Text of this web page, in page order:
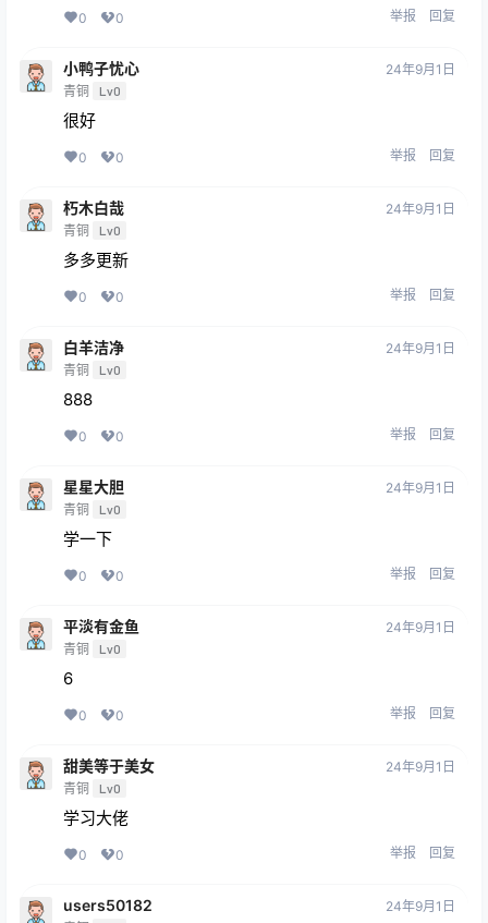
0 0 举报 回复
小鸭子忧心
青铜 Lv0
24年9月1日
很好
0 0 举报 回复
朽木白哉
青铜 Lv0
24年9月1日
多多更新
0 0 举报 回复
白羊洁净
青铜 Lv0
24年9月1日
888
0 0 举报 回复
星星大胆
青铜 Lv0
24年9月1日
学一下
0 0 举报 回复
平淡有金鱼
青铜 Lv0
24年9月1日
6
0 0 举报 回复
甜美等于美女
青铜 Lv0
24年9月1日
学习大佬
0 0 举报 回复
users50182 24年9月1日